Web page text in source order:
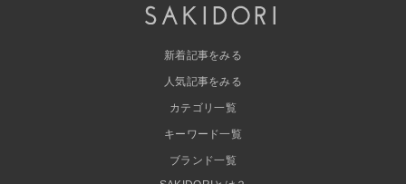
新着記事をみる
人気記事をみる
カテゴリ一覧
キーワード一覧
ブランド一覧